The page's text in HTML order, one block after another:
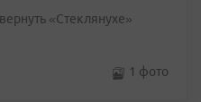
«Стеклянухе»
1 фото